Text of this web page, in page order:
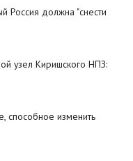
Россия должна "снести
узел Киришского НПЗ:
способное изменить